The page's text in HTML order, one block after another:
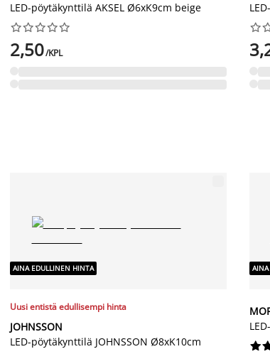
LED-pöytäkynttilä AKSEL Ø6xK9cm beige






2,50/KPL


AINA EDULLINEN HINTA
Uusi entistä edullisempi hinta
JOHNSSON
LED-pöytäkynttilä JOHNSSON Ø8xK10cm

